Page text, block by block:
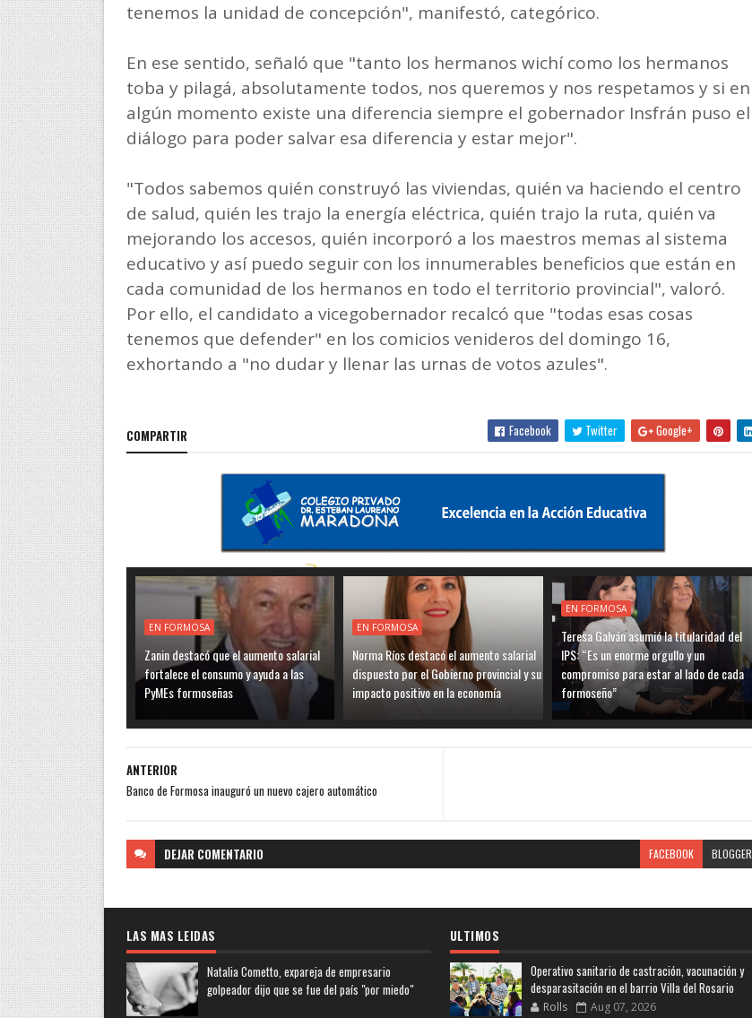
tenemos la unidad de concepción", manifestó, categórico.
En ese sentido, señaló que "tanto los hermanos wichí como los hermanos
toba y pilagá, absolutamente todos, nos queremos y nos respetamos y si en
algún momento existe una diferencia siempre el gobernador Insfrán puso el
diálogo para poder salvar esa diferencia y estar mejor".
"Todos sabemos quién construyó las viviendas, quién va haciendo el centro
de salud, quién les trajo la energía eléctrica, quién trajo la ruta, quién va
mejorando los accesos, quién incorporó a los maestros memas al sistema
educativo y así puedo seguir con los innumerables beneficios que están en
cada comunidad de los hermanos en todo el territorio provincial", valoró.
Por ello, el candidato a vicegobernador recalcó que "todas esas cosas
tenemos que defender" en los comicios venideros del domingo 16,
exhortando a "no dudar y llenar las urnas de votos azules".
COMPARTIR Facebook Twitter Google+
EN FORMOSA
Zanin destacó que el aumento salarial
fortalece el consumo y ayuda a las
PyMEs formoseñas
EN FORMOSA
Norma Ríos destacó el aumento salarial
dispuesto por el Gobierno provincial y su
impacto positivo en la economía
EN FORMOSA
Teresa Galván asumió la titularidad del
IPS: “Es un enorme orgullo y un
compromiso para estar al lado de cada
formoseño”
ANTERIOR
Banco de Formosa inauguró un nuevo cajero automático
DEJAR COMENTARIO FACEBOOK BLOGGER
LAS MAS LEIDAS
Natalia Cometto, expareja de empresario
golpeador dijo que se fue del país "por miedo"
ULTIMOS
Operativo sanitario de castración, vacunación y
desparasitación en el barrio Villa del Rosario
Rolls Aug 07, 2026